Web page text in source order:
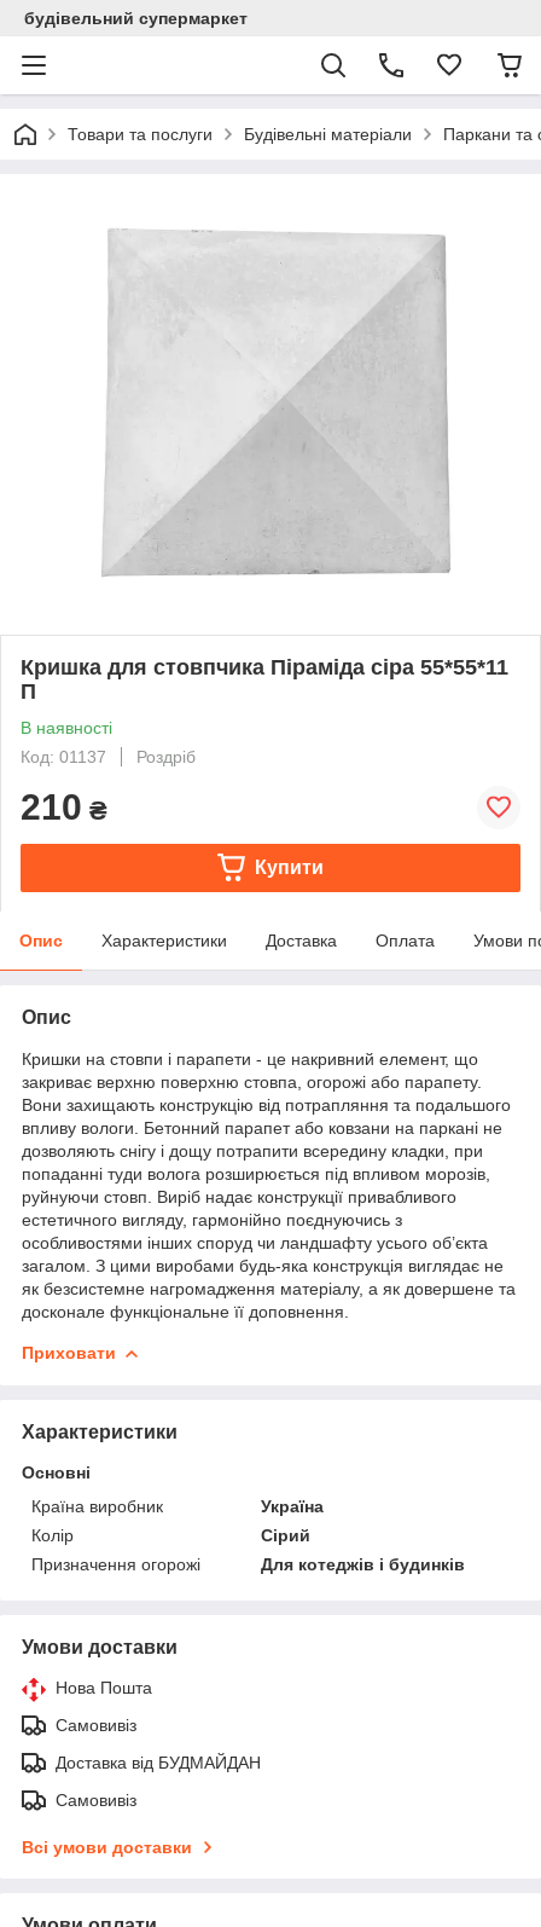
будівельний супермаркет
Товари та послуги Будівельні матеріали Паркани та
Кришка для стовпчика Піраміда сіра 55*55*11
П
В наявності
Код: 01137
Роздріб
210 ₴
Купити
Опис Характеристики Доставка Оплата Умови
Опис
Кришки на стовпи і парапети - це накривний елемент, що
закриває верхню поверхню стовпа, огорожі або парапету.
Вони захищають конструкцію від потрапляння та подальшого
впливу вологи. Бетонний парапет або ковзани на паркані не
дозволяють снігу і дощу потрапити всередину кладки, при
попаданні туди волога розширюється під впливом морозів,
руйнуючи стовп. Виріб надає конструкції привабливого
естетичного вигляду, гармонійно поєднуючись з
особливостями інших споруд чи ландшафту усього об’єкта
загалом. З цими виробами будь-яка конструкція виглядає не
як безсистемне нагромадження матеріалу, а як довершене та
досконале функціональне її доповнення.
Приховати
Характеристики
Основні
Країна виробник
Україна
Колір
Сірий
Призначення огорожі
Для котеджів і будинків
Умови доставки
Нова Пошта
Самовивіз
Доставка від БУДМАЙДАН
Самовивіз
Всі умови доставки